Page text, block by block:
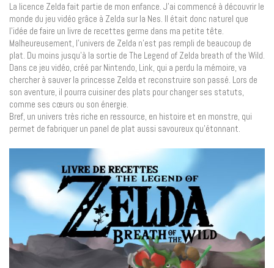
La licence Zelda fait partie de mon enfance. J’ai commencé à découvrir le
monde du jeu vidéo grâce à Zelda sur la Nes. Il était donc naturel que
l’idée de faire un livre de recettes germe dans ma petite tête.
Malheureusement, l’univers de Zelda n’est pas rempli de beaucoup de
plat. Du moins jusqu’à la sortie de The Legend of Zelda breath of the Wild.
Dans ce jeu vidéo, créé par Nintendo, Link, qui a perdu la mémoire, va
chercher à sauver la princesse Zelda et reconstruire son passé. Lors de
son aventure, il pourra cuisiner des plats pour changer ses statuts,
comme ses cœurs ou son énergie.
Bref, un univers très riche en ressource, en histoire et en monstre, qui
permet de fabriquer un panel de plat aussi savoureux qu’étonnant.